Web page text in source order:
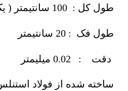
طول کل : 100 سانتیمتر ( یک متر )
طول فک : 20 سانتیمتر
دقت : 0.02 میلیمتر
ساخته شده از فولاد